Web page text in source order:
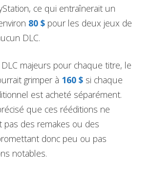
ce qui entraînerait un
80 $ pour les deux jeux de
DLC.
majeurs pour chaque titre, le
grimper à 160 $ si chaque
est acheté séparément.
que ces rééditions ne
pas des remakes ou des
donc peu ou pas
notables.